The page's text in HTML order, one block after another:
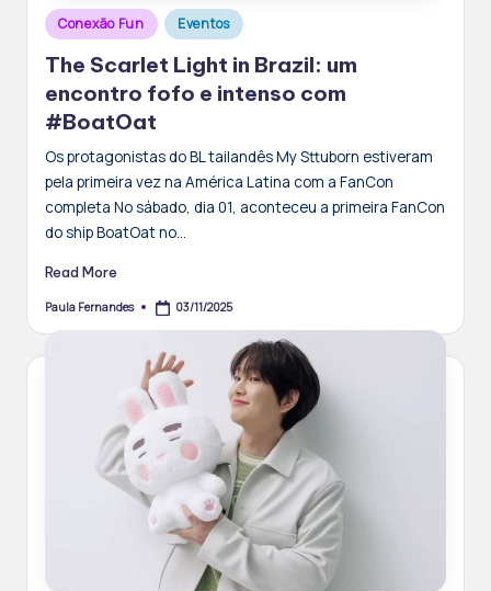
Posted
in
Conexão Fun Eventos
The Scarlet Light in Brazil: um
encontro fofo e intenso com
#BoatOat
Os protagonistas do BL tailandês My Sttuborn estiveram
pela primeira vez na América Latina com a FanCon
completa No sábado, dia 01, aconteceu a primeira FanCon
do ship BoatOat no…
Read More
Posted
Paula Fernandes 03/11/2025